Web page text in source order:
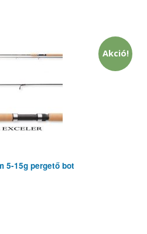
Akció!
5-15g pergető bot